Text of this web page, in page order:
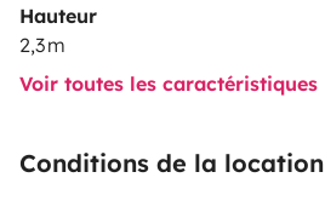
Hauteur
2,3 m
Voir toutes les caractéristiques
Conditions de la location